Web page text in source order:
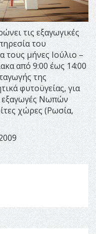
τις εξαγωγικές
του
τους μήνες Ιούλιο –
από 9:00 έως 14:00
της
φυτοϋγείας, για
εξαγωγές Νωπών
χώρες (Ρωσία,